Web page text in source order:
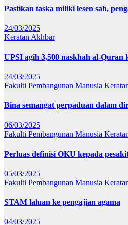
Pastikan taska miliki lesen sah,
24/03/2025
Keratan Akhbar
UPSI agih 3,500 naskhah al-
24/03/2025
Fakulti Pembangunan Manusia
Bina semangat perpaduan dalam
06/03/2025
Fakulti Pembangunan Manusia
Perluas definisi OKU kepada
05/03/2025
Fakulti Pembangunan Manusia
STAM laluan ke pengajian agama
04/03/2025